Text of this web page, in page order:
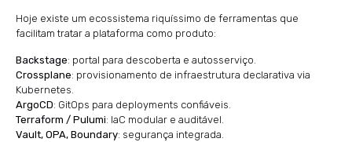
Hoje existe um ecossistema riquíssimo de ferramentas que
facilitam tratar a plataforma como produto:
Backstage: portal para descoberta e autosserviço.
Crossplane: provisionamento de infraestrutura declarativa via
Kubernetes.
ArgoCD: GitOps para deployments confiáveis.
Terraform / Pulumi: IaC modular e auditável.
Vault, OPA, Boundary: segurança integrada.